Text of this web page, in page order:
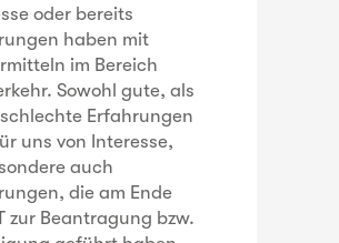
oder bereits
haben mit
im Bereich
Sowohl gute, als
Erfahrungen
uns von Interesse,
auch
die am Ende
zur Beantragung bzw.